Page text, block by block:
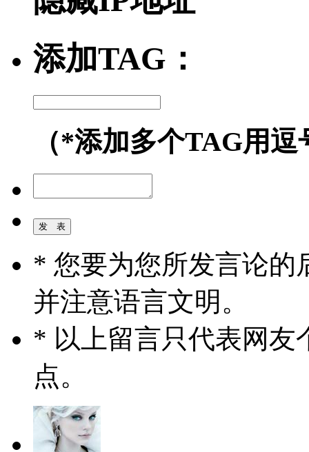
添加TAG：
（*添加多个TAG用
* 您要为您所发言论的
并注意语言文明。
* 以上留言只代表网友
点。